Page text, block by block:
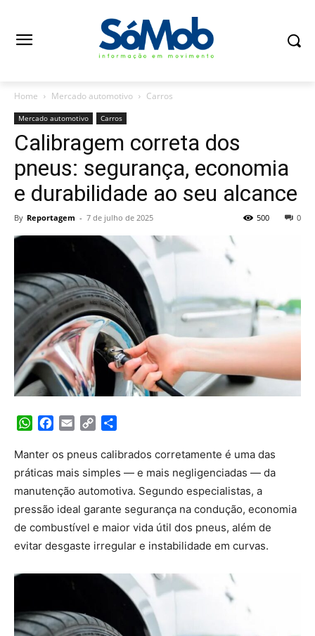
Home Mercado automotivo Carros
Mercado automotivo Carros
Calibragem correta dos
pneus: segurança, economia
e durabilidade ao seu alcance
By Reportagem - 7 de julho de 2025 0
500
WhatsApp
Facebook
Email Copy
Manter os pneus calibrados corretamente é uma das
práticas mais simples — e mais negligenciadas — da
manutenção automotiva. Segundo especialistas, a
pressão ideal garante segurança na condução, economia
de combustível e maior vida útil dos pneus, além de
evitar desgaste irregular e instabilidade em curvas.